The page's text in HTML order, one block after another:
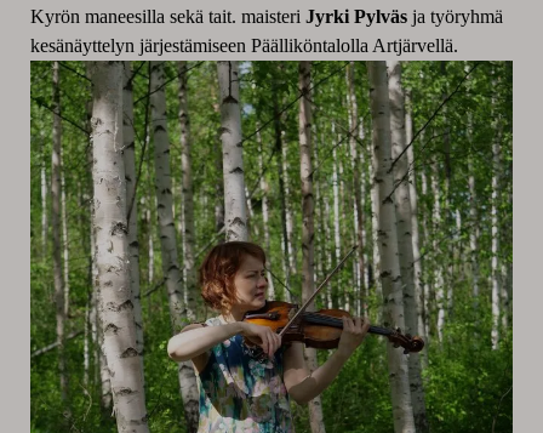
Kyrön maneesilla sekä tait. maisteriJyrki Pylväsja työryhmä
kesänäyttelyn järjestämiseen Päälliköntalolla Artjärvellä.